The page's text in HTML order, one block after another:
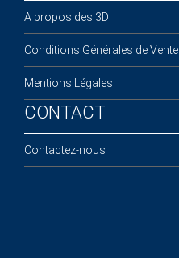
A propos des 3D
Conditions Générales de Vente
Mentions Légales
CONTACT
Contactez-nous